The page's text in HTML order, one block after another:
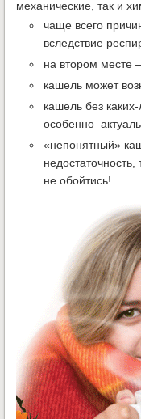
механические, так и
чаще всего
вследствие
на втором месте
кашель может
кашель без
особенно
«непонятный»
не обойтись!